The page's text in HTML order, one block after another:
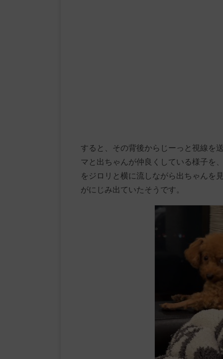
すると、その背後からじーっと視線を
マと出ちゃんが仲良くしている様子を
をジロリと横に流しながら出ちゃんを
がにじみ出ていたそうです。